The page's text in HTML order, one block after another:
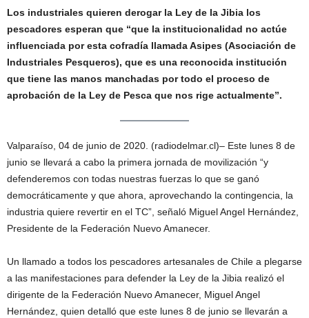
Los industriales quieren derogar la Ley de la Jibia los
pescadores esperan que “que la institucionalidad no actúe
influenciada por esta cofradía llamada Asipes (Asociación de
Industriales Pesqueros), que es una reconocida institución
que tiene las manos manchadas por todo el proceso de
aprobación de la Ley de Pesca que nos rige actualmente”.
Valparaíso, 04 de junio de 2020. (radiodelmar.cl)– Este lunes 8 de
junio se llevará a cabo la primera jornada de movilización “y
defenderemos con todas nuestras fuerzas lo que se ganó
democráticamente y que ahora, aprovechando la contingencia, la
industria quiere revertir en el TC”, señaló Miguel Angel Hernández,
Presidente de la Federación Nuevo Amanecer.
Un llamado a todos los pescadores artesanales de Chile a plegarse
a las manifestaciones para defender la Ley de la Jibia realizó el
dirigente de la Federación Nuevo Amanecer, Miguel Angel
Hernández, quien detalló que este lunes 8 de junio se llevarán a